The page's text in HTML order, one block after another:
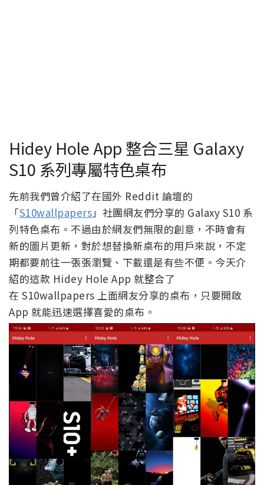
Hidey Hole App 整合三星 Galaxy
S10 系列專屬特色桌布
先前我們曾介紹了在國外 Reddit 論壇的
「S10wallpapers」社團網友們分享的 Galaxy S10 系
列特色桌布。不過由於網友們無限的創意，不時會有
新的圖片更新，對於想替換新桌布的用戶來說，不定
期都要前往一張張瀏覽、下載還是有些不便。今天介
紹的這款 Hidey Hole App 就整合了
在 S10wallpapers 上面網友分享的桌布，只要開啟
App 就能迅速選擇喜愛的桌布。